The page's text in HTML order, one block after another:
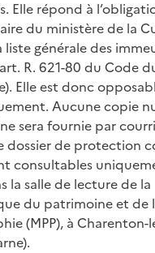
Elle répond à
du ministère de la
liste générale des
R. 621-80 du Code
Elle est donc
Aucune copie
sera fournie par
dossier de protection
consultables
la salle de lecture de la
du patrimoine et de
(MPP), à Charenton-